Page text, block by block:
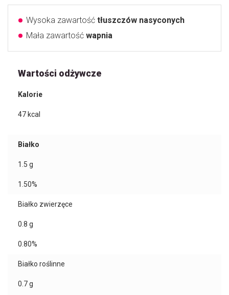
Wysoka zawartość tłuszczów nasyconych
Mała zawartość wapnia
Wartości odżywcze
Kalorie
47 kcal
Białko
1.5 g
1.50%
Białko zwierzęce
0.8 g
0.80%
Białko roślinne
0.7g